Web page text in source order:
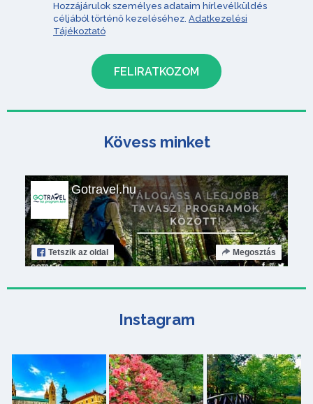
Hozzájárulok személyes adataim hírlevélküldés
céljából történő kezeléséhez. Adatkezelési
Tájékoztató
Kövess minket
Gotravel.hu
Tetszik az oldal Megosztás
Instagram